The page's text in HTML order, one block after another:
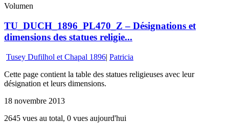
Volumen
TU_DUCH_1896_PL470_Z – Désignations et
dimensions des statues religie...
Tusey Dufilhol et Chapal 1896| Patricia
Cette page contient la table des statues religieuses avec leur
désignation et leurs dimensions.
18 novembre 2013
2645 vues au total, 0 vues aujourd'hui